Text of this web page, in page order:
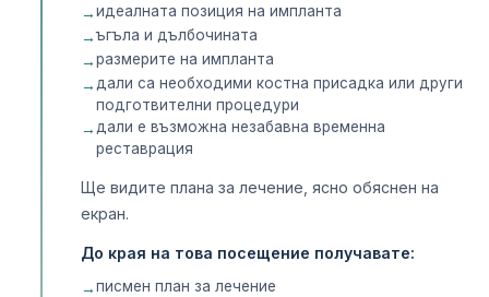
идеалната позиция на импланта
ъгъла и дълбочината
размерите на импланта
дали са необходими костна присадка или други
подготвителни процедури
дали е възможна незабавна временна
реставрация
Ще видите плана за лечение, ясно обяснен на
екран.
До края на това посещение получавате:
писмен план за лечение